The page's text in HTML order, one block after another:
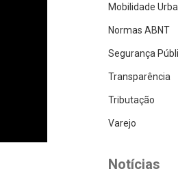
Mobilidade
Normas ABNT
Segurança
Transparência
Tributação
Varejo
Notícias